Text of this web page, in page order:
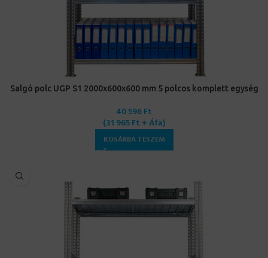
Salgó polc UGP S1 2000x600x600 mm 5 polcos komplett egység
40 596Ft
(31 965Ft + Áfa)
KOSÁRBA TESZEM